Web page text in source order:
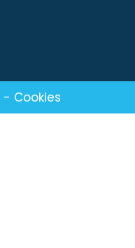
- Cookies